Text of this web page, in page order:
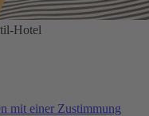
Hotel
mit einer Zustimmung